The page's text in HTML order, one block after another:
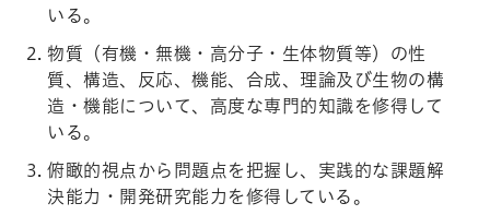
いる。
物質（有機・無機・高分子・生体物質等）の性
質、構造、反応、機能、合成、理論及び生物の構
造・機能について、高度な専門的知識を修得して
いる。
俯瞰的視点から問題点を把握し、実践的な課題解
決能力・開発研究能力を修得している。